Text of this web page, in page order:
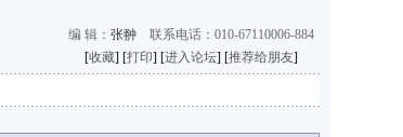
编 辑： 张翀 联系电话：010-67110006-884
[收藏] [打印] [进入论坛] [推荐给朋友]